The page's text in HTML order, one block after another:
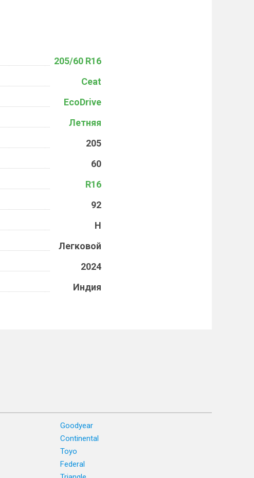
205/60 R16
Ceat
EcoDrive
Летняя
205
60
R16
92
H
Легковой
2024
Индия
Goodyear
Continental
Toyo
Federal